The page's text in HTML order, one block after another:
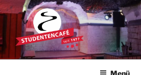
Zum
Inhalt
springen
STUDENTENCAFÉ
Die Kultkneipe in Ulm seit 1977
Menü